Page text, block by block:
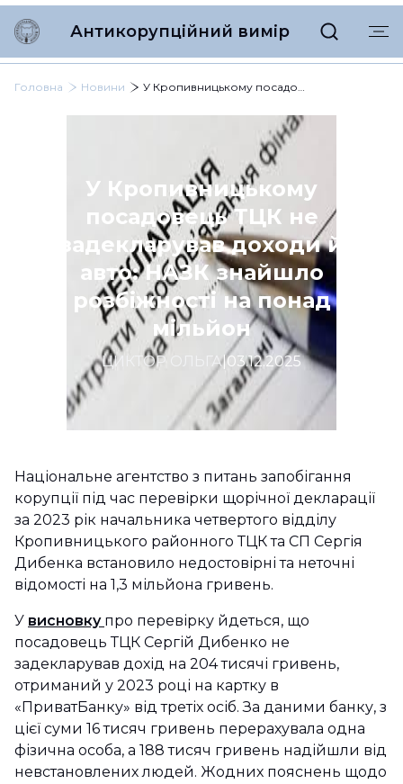
Антикорупційний вимір
Головна Новини У Кропивницькому посадовець ТЦК не задекларував доходи й авто: НАЗК знайшло розбіжності на понад мільйон
У Кропивницькому
посадовець ТЦК не
задекларував доходи й
авто: НАЗК знайшло
розбіжності на понад
мільйон
ЦИКТОР ОЛЬГА|03.12.2025
Національне агентство з питань запобігання
корупції під час перевірки щорічної декларації
за 2023 рік начальника четвертого відділу
Кропивницького районного ТЦК та СП Сергія
Дибенка встановило недостовірні та неточні
відомості на 1,3 мільйона гривень.
У висновку про перевірку йдеться, що
посадовець ТЦК Сергій Дибенко не
задекларував дохід на 204 тисячі гривень,
отриманий у 2023 році на картку в
«ПриватБанку» від третіх осіб. За даними банку, з
цієї суми 16 тисяч гривень перерахувала одна
фізична особа, а 188 тисяч гривень надійшли від
невстановлених людей. Жодних пояснень щодо